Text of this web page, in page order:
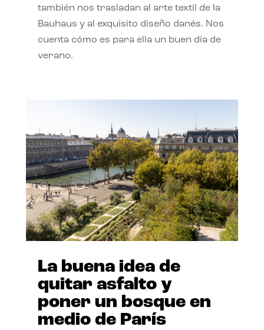
también nos trasladan al arte textil de la
Bauhaus y al exquisito diseño danés. Nos
cuenta cómo es para ella un buen día de
verano.
La buena idea de
quitar asfalto y
poner un bosque en
medio de París